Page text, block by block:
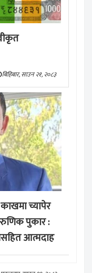
बिहिबार, साउन २१, २०८३
च्यापेर
पुकार :
आत्मदाह